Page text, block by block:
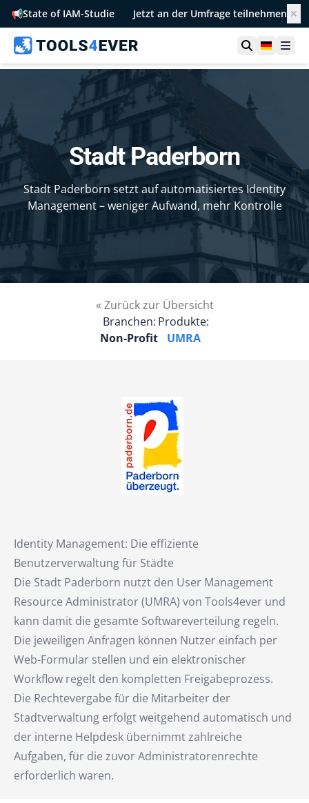
📢State of IAM-Studie Jetzt an der Umfrage teilnehmen ✕
Suche
Stadt Paderborn
Stadt Paderborn setzt auf automatisiertes Identity
Management – weniger Aufwand, mehr Kontrolle
« Zurück zur Übersicht
Branchen:
Non-Profit
Produkte:
UMRA
Identity Management: Die effiziente
Benutzerverwaltung für Städte
Die Stadt Paderborn nutzt den User Management
Resource Administrator (UMRA) von Tools4ever und
kann damit die gesamte Softwareverteilung regeln.
Die jeweiligen Anfragen können Nutzer einfach per
Web-Formular stellen und ein elektronischer
Workflow regelt den kompletten Freigabeprozess.
Die Rechtevergabe für die Mitarbeiter der
Stadtverwaltung erfolgt weitgehend automatisch und
der interne Helpdesk übernimmt zahlreiche
Aufgaben, für die zuvor Administratorenrechte
erforderlich waren.